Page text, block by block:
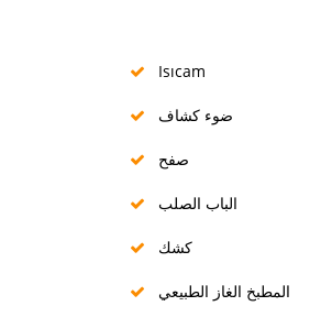
Isıcam
ضوء كشاف
صفح
الباب الصلب
كشك
المطبخ الغاز الطبيعي